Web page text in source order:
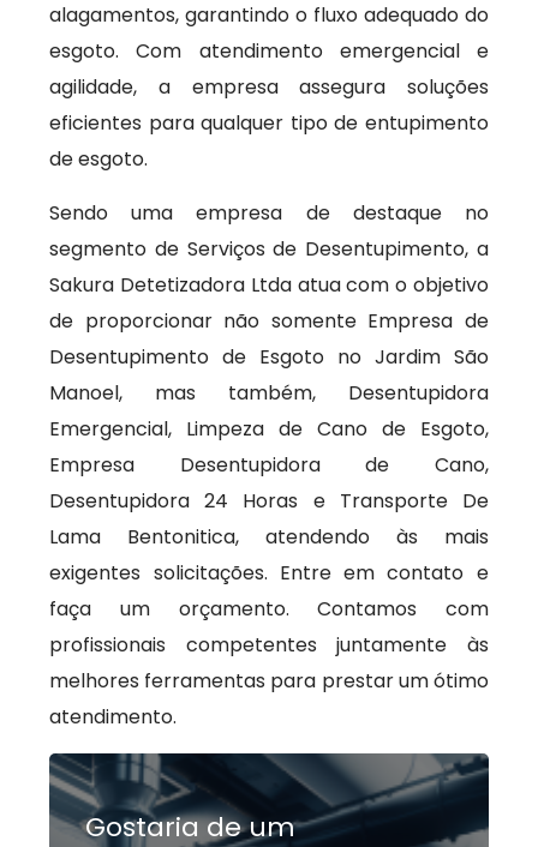
alagamentos, garantindo o fluxo adequado do
esgoto. Com atendimento emergencial e
agilidade, a empresa assegura soluções
eficientes para qualquer tipo de entupimento
de esgoto.
Sendo uma empresa de destaque no
segmento de Serviços de Desentupimento, a
Sakura Detetizadora Ltda atua com o objetivo
de proporcionar não somente Empresa de
Desentupimento de Esgoto no Jardim São
Manoel, mas também, Desentupidora
Emergencial, Limpeza de Cano de Esgoto,
Empresa Desentupidora de Cano,
Desentupidora 24 Horas e Transporte De
Lama Bentonitica, atendendo às mais
exigentes solicitações. Entre em contato e
faça um orçamento. Contamos com
profissionais competentes juntamente às
melhores ferramentas para prestar um ótimo
atendimento.
Gostaria de um